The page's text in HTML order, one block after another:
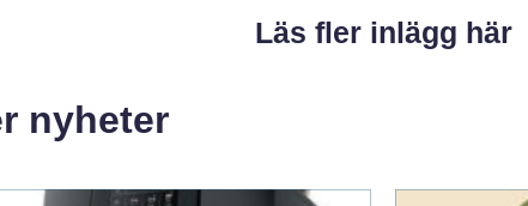
Läs fler inlägg här
nyheter